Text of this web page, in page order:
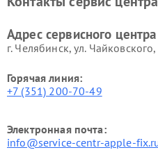
Адрес сервисного
г. Челябинск, ул.
Горячая линия:
+7 (351) 200-70-49
Электронная почта:
info@service-centr-apple-